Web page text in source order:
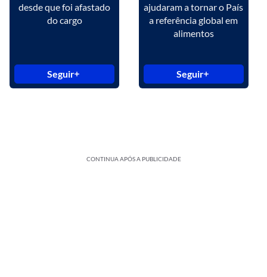
desde que foi afastado
do cargo
Seguir
ajudaram a tornar o País
a referência global em
alimentos
Seguir
CONTINUA APÓS A PUBLICIDADE